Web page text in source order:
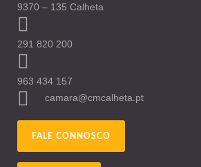
9370 – 135 Calheta
291 820 200
963 434 157
camara@cmcalheta.pt
FALE CONNOSCO